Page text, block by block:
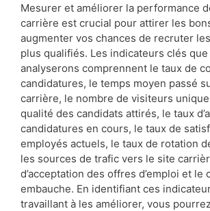
Mesurer et améliorer la performance
carrière est crucial pour attirer les
augmenter vos chances de recruter
plus qualifiés. Les indicateurs clés que
analyserons comprennent le taux de
candidatures, le temps moyen passé
carrière, le nombre de visiteurs
qualité des candidats attirés, le taux
candidatures en cours, le taux de
employés actuels, le taux de rotation
les sources de trafic vers le site
d’acceptation des offres d’emploi et le
embauche. En identifiant ces
travaillant à les améliorer, vous